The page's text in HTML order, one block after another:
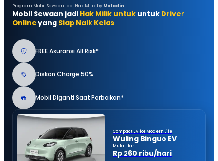
Program Mobil Sewaan jadi Hak Milik by Moladin
Mobil Sewaan jadi Hak Milik untuk untuk Driver
Online yang Siap Naik Kelas
FREE Asuransi All Risk*
Diskon Charge 50%
Mobil Diganti Saat Perbaikan*
Compact EV for Modern Life
Wuling Binguo EV
Mulai dari
Rp 260 ribu/hari